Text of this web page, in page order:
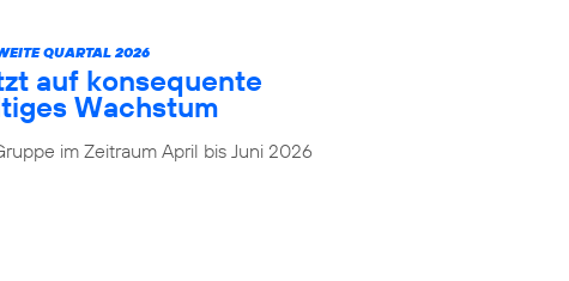
QUARTAL 2026
auf konsequente
Wachstum
im Zeitraum April bis Juni 2026